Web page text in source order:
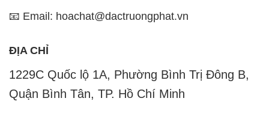
📧 Email: hoachat@dactruongphat.vn
ĐỊA CHỈ
1229C Quốc lộ 1A, Phường Bình Trị Đông B,
Quận Bình Tân, TP. Hồ Chí Minh